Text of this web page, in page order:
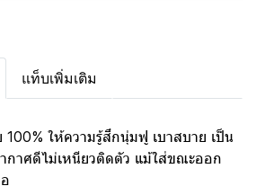
แท็บเพิ่มเติม
ให้ความรู้สึกนุ่มฟู เบาสบาย เป็น
กาศดีไม่เหนียวติดตัว แม้ใส่ขณะออก